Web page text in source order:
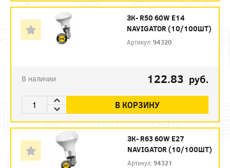
ЗК- R50 60W E14
NAVIGATOR (10/100ШТ)
Артикул:94320
В наличии 122.83 руб.
В КОРЗИНУ
ЗК- R63 60W E27
NAVIGATOR (10/100ШТ)
Артикул:94321